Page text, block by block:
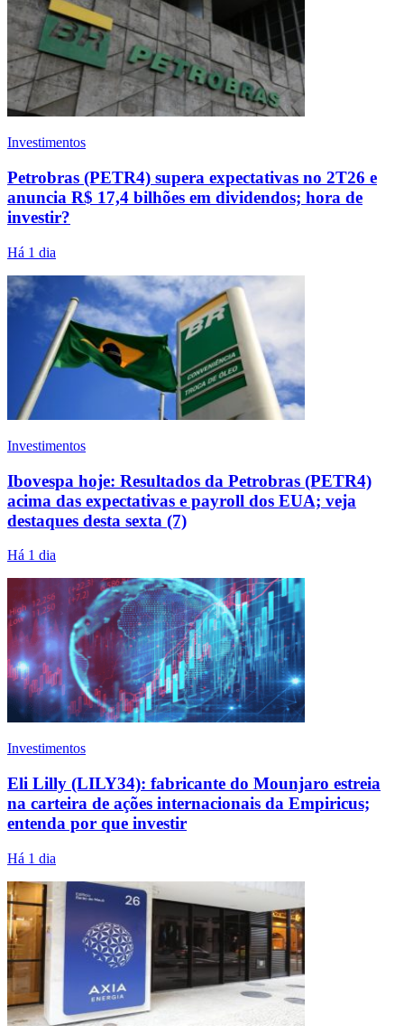
Investimentos
Petrobras (PETR4) supera expectativas no 2T26 e
anuncia R$ 17,4 bilhões em dividendos; hora de
investir?
Há 1 dia
Investimentos
Ibovespa hoje: Resultados da Petrobras (PETR4)
acima das expectativas e payroll dos EUA; veja
destaques desta sexta (7)
Há 1 dia
Investimentos
Eli Lilly (LILY34): fabricante do Mounjaro estreia
na carteira de ações internacionais da Empiricus;
entenda por que investir
Há 1 dia